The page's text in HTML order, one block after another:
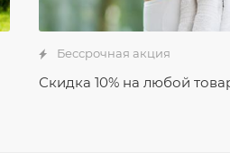
Бессрочная акция
Скидка 10% на любой